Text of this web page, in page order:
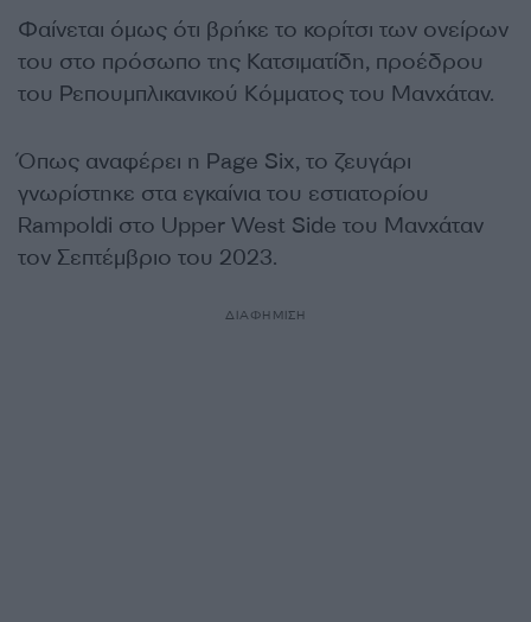
Φαίνεται όμως ότι βρήκε το κορίτσι των ονείρων
του στο πρόσωπο της Κατσιματίδη, προέδρου
του Ρεπουμπλικανικού Κόμματος του Μανχάταν.
Όπως αναφέρει η Page Six, το ζευγάρι
γνωρίστηκε στα εγκαίνια του εστιατορίου
Rampoldi στο Upper West Side του Μανχάταν
τον Σεπτέμβριο του 2023.
ΔΙΑΦΗΜΙΣΗ